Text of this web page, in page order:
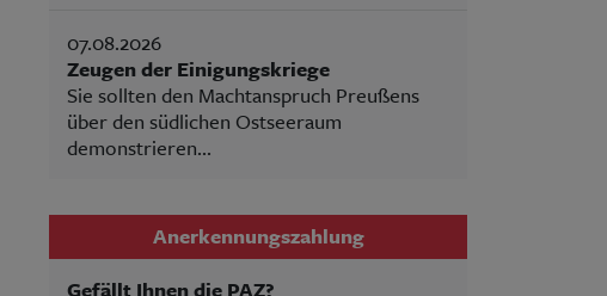
07.08.2026
Zeugen der Einigungskriege
Sie sollten den Machtanspruch Preußens
über den südlichen Ostseeraum
demonstrieren...
Anerkennungszahlung
Gefällt Ihnen die PAZ?